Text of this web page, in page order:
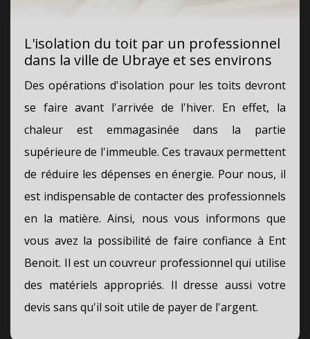
L'isolation du toit par un professionnel
dans la ville de Ubraye et ses environs
Des opérations d'isolation pour les toits devront
se faire avant l'arrivée de l'hiver. En effet, la
chaleur est emmagasinée dans la partie
supérieure de l'immeuble. Ces travaux permettent
de réduire les dépenses en énergie. Pour nous, il
est indispensable de contacter des professionnels
en la matière. Ainsi, nous vous informons que
vous avez la possibilité de faire confiance à Ent
Benoit. Il est un couvreur professionnel qui utilise
des matériels appropriés. Il dresse aussi votre
devis sans qu'il soit utile de payer de l'argent.